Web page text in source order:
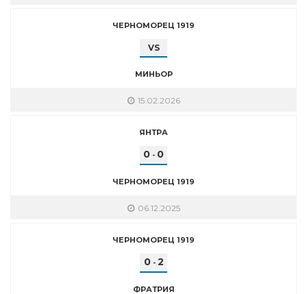
ЧЕРНОМОРЕЦ 1919
VS
МИНЬОР
15.02.2026
ЯНТРА
0 - 0
ЧЕРНОМОРЕЦ 1919
06.12.2025
ЧЕРНОМОРЕЦ 1919
0- 2
ФРАТРИЯ